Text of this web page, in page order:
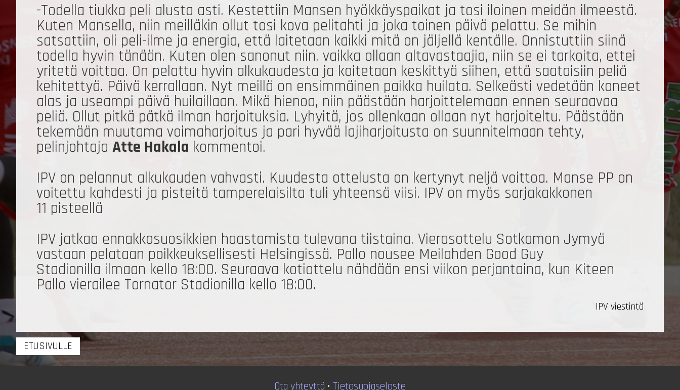
-Todella tiukka peli alusta asti. Kestettiin Mansen hyökkäyspaikat ja tosi iloinen meidän ilmeestä.
Kuten Mansella, niin meilläkin ollut tosi kova pelitahti ja joka toinen päivä pelattu. Se mihin
satsattiin, oli peli-ilme ja energia, että laitetaan kaikki mitä on jäljellä kentälle. Onnistuttiin siinä
todella hyvin tänään. Kuten olen sanonut niin, vaikka ollaan altavastaajia, niin se ei tarkoita, ettei
yritetä voittaa. On pelattu hyvin alkukaudesta ja koitetaan keskittyä siihen, että saataisiin peliä
kehitettyä. Päivä kerrallaan. Nyt meillä on ensimmäinen paikka huilata. Selkeästi vedetään koneet
alas ja useampi päivä huilaillaan. Mikä hienoa, niin päästään harjoittelemaan ennen seuraavaa
peliä. Ollut pitkä pätkä ilman harjoituksia. Lyhyitä, jos ollenkaan ollaan nyt harjoiteltu. Päästään
tekemään muutama voimaharjoitus ja pari hyvää lajiharjoitusta on suunnitelmaan tehty,
pelinjohtaja Atte Hakala kommentoi.
IPV on pelannut alkukauden vahvasti. Kuudesta ottelusta on kertynyt neljä voittoa. Manse PP on
voitettu kahdesti ja pisteitä tamperelaisilta tuli yhteensä viisi. IPV on myös sarjakakkonen
11 pisteellä
IPV jatkaa ennakkosuosikkien haastamista tulevana tiistaina. Vierasottelu Sotkamon Jymyä
vastaan pelataan poikkeuksellisesti Helsingissä. Pallo nousee Meilahden Good Guy
Stadionilla ilmaan kello 18:00. Seuraava kotiottelu nähdään ensi viikon perjantaina, kun Kiteen
Pallo vierailee Tornator Stadionilla kello 18:00.
IPV viestintä
ETUSIVULLE
Ota yhteyttä • Tietosuojaseloste